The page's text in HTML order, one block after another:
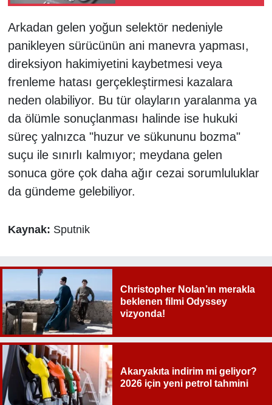
Arkadan gelen yoğun selektör nedeniyle
panikleyen sürücünün ani manevra yapması,
direksiyon hakimiyetini kaybetmesi veya
frenleme hatası gerçekleştirmesi kazalara
neden olabiliyor. Bu tür olayların yaralanma ya
da ölümle sonuçlanması halinde ise hukuki
süreç yalnızca "huzur ve sükununu bozma"
suçu ile sınırlı kalmıyor; meydana gelen
sonuca göre çok daha ağır cezai sorumluluklar
da gündeme gelebiliyor.
Kaynak: Sputnik
Christopher Nolan’ın merakla
beklenen filmi Odyssey
vizyonda!
Akaryakıta indirim mi geliyor?
2026 için yeni petrol tahmini